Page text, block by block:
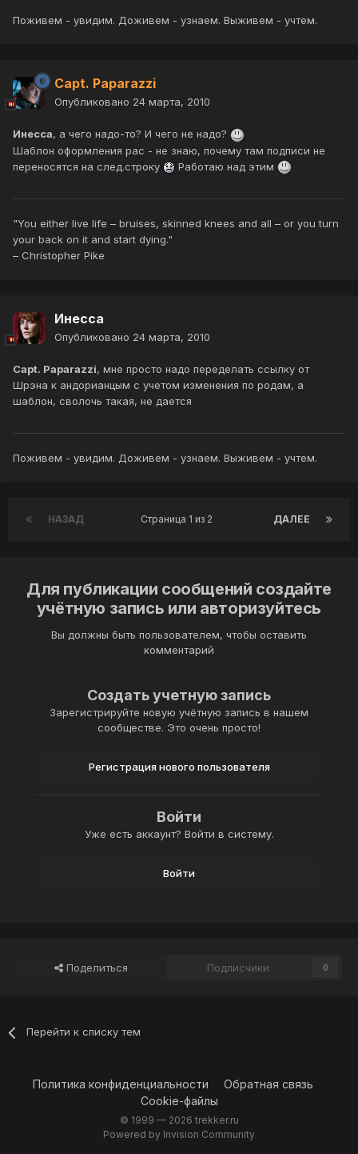
Поживем - увидим. Доживем - узнаем. Выживем - учтем.
Capt. Paparazzi
Опубликовано 24 марта, 2010
Инесса, а чего надо-то? И чего не надо?
Шаблон оформления рас - не знаю, почему там подписи не
переносятся на след.строку
Работаю над этим
"You either live life – bruises, skinned knees and all – or you turn
your back on it and start dying."
– Christopher Pike
Инесса
Опубликовано 24 марта, 2010
Capt. Paparazzi, мне просто надо переделать ссылку от
Шрэна к андорианцым с учетом изменения по родам, а
шаблон, сволочь такая, не дается
Поживем - увидим. Доживем - узнаем. Выживем - учтем.
НАЗАД ДАЛЕЕ
Страница 1 из 2
Для публикации сообщений создайте
учётную запись или авторизуйтесь
Вы должны быть пользователем, чтобы оставить
комментарий
Создать учетную запись
Зарегистрируйте новую учётную запись в нашем
сообществе. Это очень просто!
Регистрация нового пользователя
Войти
Уже есть аккаунт? Войти в систему.
Войти
Поделиться Подписчики 0
Перейти к списку тем
Политика конфиденциальности
Обратная связь
Cookie-файлы
© 1999 — 2026 trekker.ru
Powered by Invision Community